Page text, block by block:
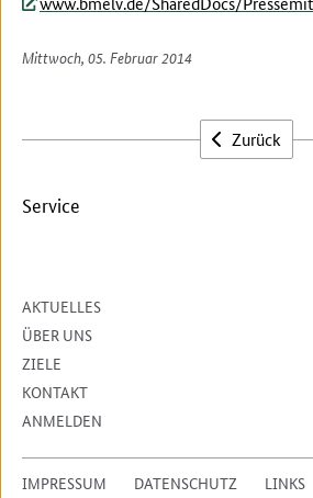
Mittwoch, 05. Februar 2014
Zurück
Service
AKTUELLES
ÜBER UNS
ZIELE
KONTAKT
ANMELDEN
IMPRESSUM DATENSCHUTZ LINKS